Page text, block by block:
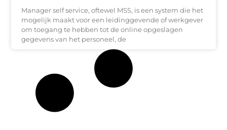
Manager self service, oftewel MSS, is een system die het
mogelijk maakt voor een leidinggevende of werkgever
om toegang te hebben tot de online opgeslagen
gegevens van het personeel, de